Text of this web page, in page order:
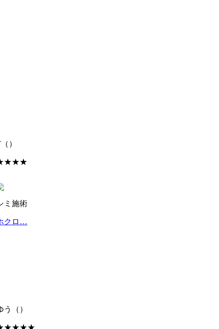
（）
ミ施術
クロ…
う （）